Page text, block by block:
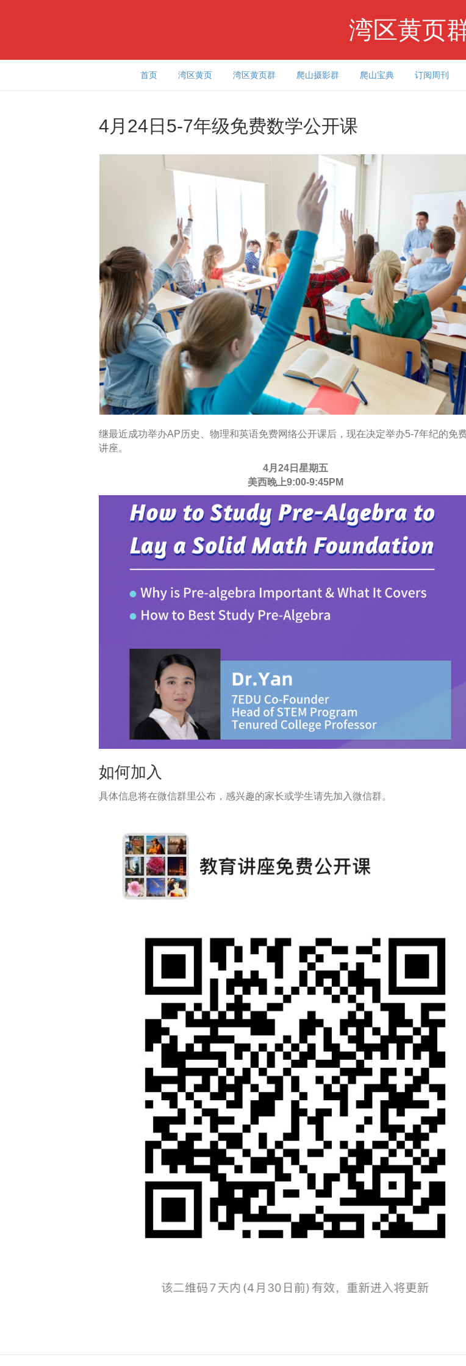
湾区黄页
首页 湾区黄页 湾区黄页群 爬山摄影群 爬山宝典 订阅周刊
4月24日5-7年级免费数学公开课
继最近成功举办AP历史、物理和英语免费网络公开课后，现在决定举办5-7年纪的免
讲座。
4月24日星期五
美西晚上9:00-9:45PM
如何加入
具体信息将在微信群里公布，感兴趣的家长或学生请先加入微信群。